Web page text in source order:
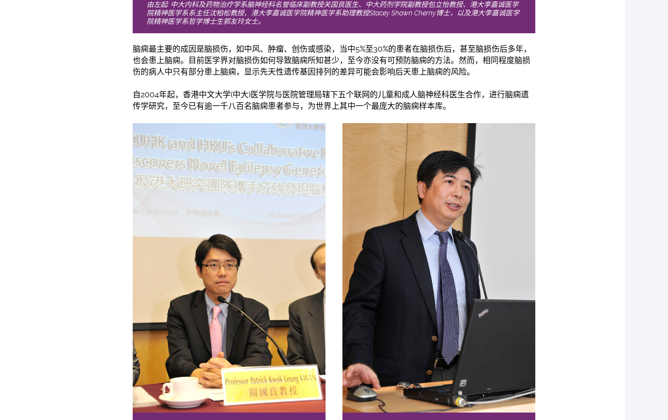
由左起: 中大内科及药物治疗学系脑神经科名誉临床副教授关国良医生、中大药剂学院副教授包立怡教授、港大李嘉诚医学
院精神医学系系主任沈柏松教授、港大李嘉诚医学院精神医学系助理教授Stacey Shawn Cherny博士，以及港大李嘉诚医学
院精神医学系哲学博士生郭友玲女士。
脑痫最主要的成因是脑损伤，如中风、肿瘤、创伤或感染，当中5%至30%的患者在脑损伤后，甚至脑损伤后多年，
也会患上脑痫。目前医学界对脑损伤如何导致脑痫所知甚少，至今亦没有可预防脑痫的方法。然而，相同程度脑损
伤的病人中只有部分患上脑痫，显示先天性遗传基因排列的差异可能会影响后天患上脑痫的风险。
自2004年起，香港中文大学(中大)医学院与医院管理局辖下五个联网的儿童和成人脑神经科医生合作，进行脑痫遗
传学研究，至今已有逾一千八百名脑痫患者参与，为世界上其中一个最庞大的脑痫样本库。